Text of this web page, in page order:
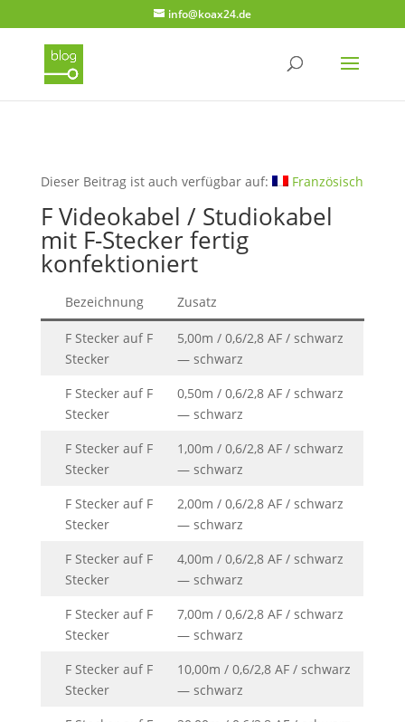
info@koax24.de
Dieser Beitrag ist auch verfügbar auf: Französisch
F Videokabel / Studiokabel
mit F-Stecker fertig
konfektioniert
Bezeichnung Zusatz
F Stecker auf F
Stecker
5,00m / 0,6/2,8 AF / schwarz
— schwarz
F Stecker auf F
Stecker
0,50m / 0,6/2,8 AF / schwarz
— schwarz
F Stecker auf F
Stecker
1,00m / 0,6/2,8 AF / schwarz
— schwarz
F Stecker auf F
Stecker
2,00m / 0,6/2,8 AF / schwarz
— schwarz
F Stecker auf F
Stecker
4,00m / 0,6/2,8 AF / schwarz
— schwarz
F Stecker auf F
Stecker
7,00m / 0,6/2,8 AF / schwarz
— schwarz
F Stecker auf F
Stecker
10,00m / 0,6/2,8 AF / schwarz
— schwarz